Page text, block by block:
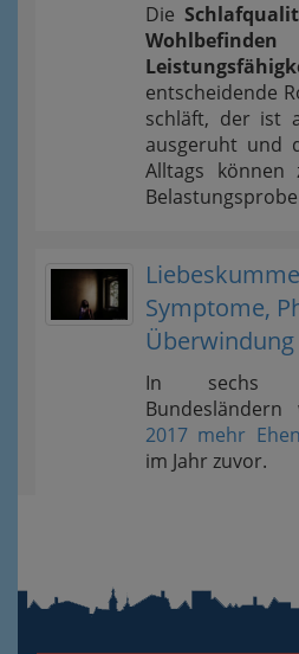
Die
entscheidende
schläft, der ist
ausgeruht und
Alltags können
Symptome,
Überwindung
In sechs
2017 mehr
im Jahr zuvor.